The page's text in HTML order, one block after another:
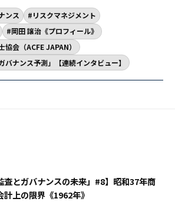
ンス
リスクマネジメント
岡田 譲治《プロフィール》
協会（ACFE JAPAN）
バナンス予測」【連続インタビュー】
査とガバナンスの未来」#8】昭和37年商
上の限界《1962年》